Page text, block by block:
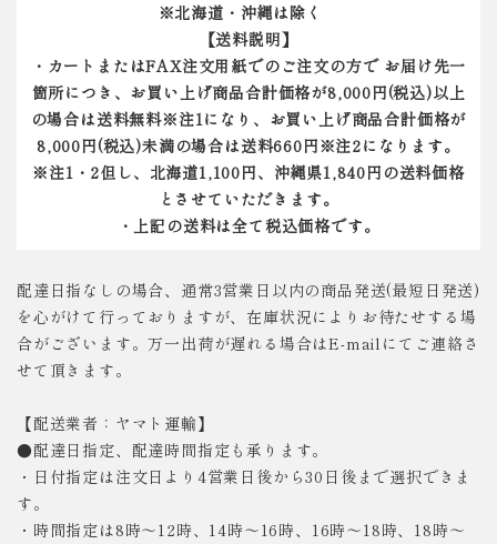
※北海道・沖縄は除く
【送料説明】
・カートまたはFAX注文用紙でのご注文の方で お届け先一
箇所につき、お買い上げ商品合計価格が8,000円(税込)以上
の場合は送料無料※注1になり、お買い上げ商品合計価格が
8,000円(税込)未満の場合は送料660円※注2になります。
※注1・2但し、北海道1,100円、沖縄県1,840円の送料価格
とさせていただきます。
・上記の送料は全て税込価格です。
配達日指なしの場合、通常3営業日以内の商品発送(最短日発送)
を心がけて行っておりますが、在庫状況によりお待たせする場
合がございます。万一出荷が遅れる場合はE-mailにてご連絡さ
せて頂きます。
【配送業者：ヤマト運輸】
●配達日指定、配達時間指定も承ります。
・日付指定は注文日より4営業日後から30日後まで選択できま
す。
・時間指定は8時～12時、14時～16時、16時～18時、18時～